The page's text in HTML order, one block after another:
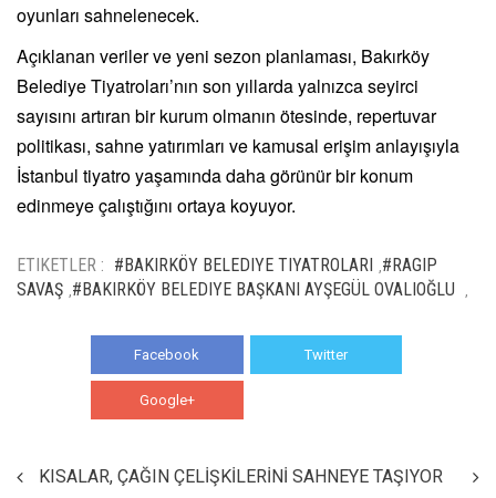
oyunları sahnelenecek.
Açıklanan veriler ve yeni sezon planlaması, Bakırköy
Belediye Tiyatroları’nın son yıllarda yalnızca seyirci
sayısını artıran bir kurum olmanın ötesinde, repertuvar
politikası, sahne yatırımları ve kamusal erişim anlayışıyla
İstanbul tiyatro yaşamında daha görünür bir konum
edinmeye çalıştığını ortaya koyuyor.
ETIKETLER : #BAKIRKÖY BELEDIYE TIYATROLARI #RAGIP
SAVAŞ #BAKIRKÖY BELEDIYE BAŞKANI AYŞEGÜL OVALIOĞLU
Facebook Twitter
Google+
KISALAR, ÇAĞIN ÇELİŞKİLERİNİ SAHNEYE TAŞIYOR